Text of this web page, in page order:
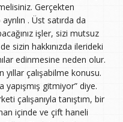
Gerçekten
. Üst satırda da
işler, sizi mutsuz
sizin hakkınızda ilerideki
edinmesine neden olur.
çalışabilme konusu.
yapışmış gitmiyor” diye.
çalışanıyla tanıştım, bir
içinde ve çift haneli